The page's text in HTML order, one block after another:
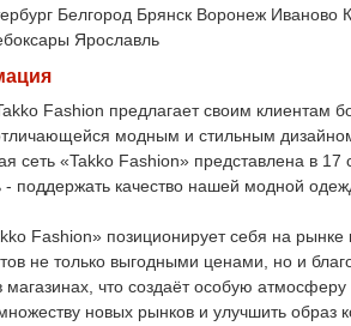
Белгород Брянск Воронеж Иваново
Ярославль
Fashion предлагает своим
модным и стильным
сеть «Takko Fashion» представлена в
поддержать качество нашей модной
Fashion» позиционирует себя на
не только выгодными ценами, но и
магазинах, что создаёт особую
новых рынков и улучшить